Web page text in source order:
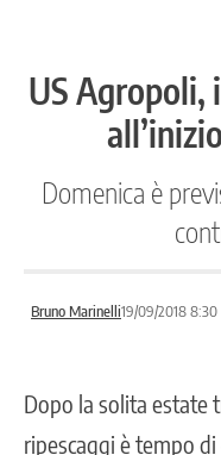
US Agropoli,
Domenica è
Bruno Marinelli19/09/2018 8:30
Dopo la solita estate
ripescaggi è tempo